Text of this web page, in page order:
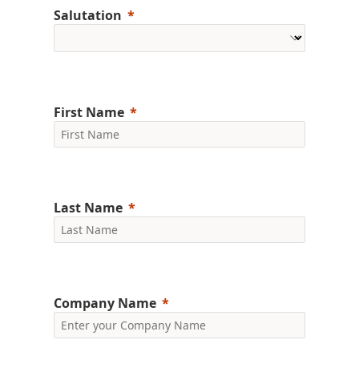
Salutation
First Name
Last Name
Company Name